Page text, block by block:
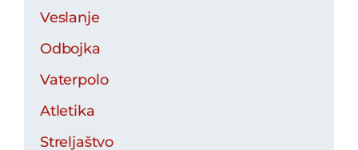
Veslanje
Odbojka
Vaterpolo
Atletika
Streljaštvo